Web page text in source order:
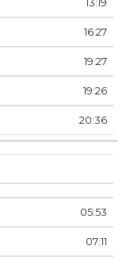
13:19
16:27
19:27
19:26
20:36
05:53
07:11